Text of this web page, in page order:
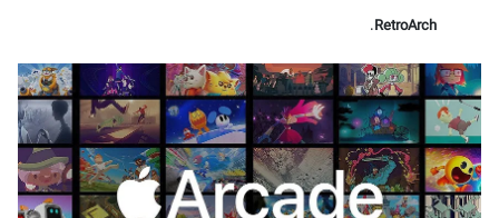
RetroArch
.